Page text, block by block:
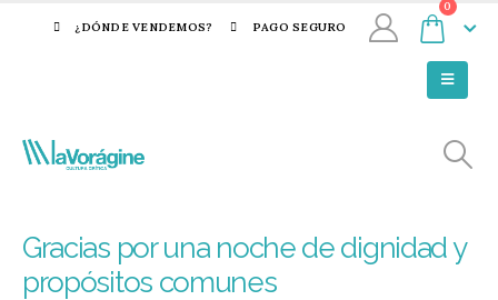
¿DÓNDE VENDEMOS? PAGO SEGURO
0
Gracias por una noche de dignidad y
propósitos comunes